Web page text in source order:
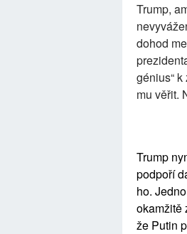
Trump,
dohod
génius“
mu věřit.
Trump
podpoří
ho.
okamžitě
že Putin